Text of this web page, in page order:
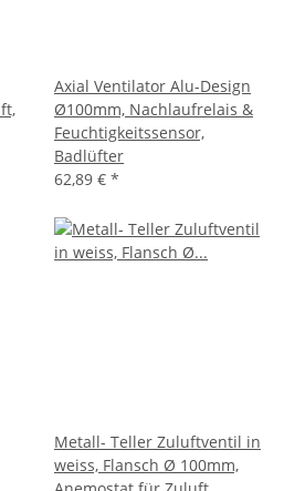
Axial Ventilator Alu-Design
Ø100mm, Nachlaufrelais &
Feuchtigkeitssensor,
Badlüfter
62,89 € *
Metall- Teller Zuluftventil in
weiss, Flansch Ø 100mm,